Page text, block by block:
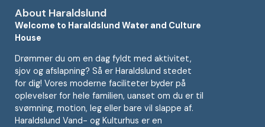
About Haraldslund
Welcome to Haraldslund Water and Culture
House
Drømmer du om en dag fyldt med aktivitet,
sjov og afslapning? Så er Haraldslund stedet
for dig! Vores moderne faciliteter byder på
oplevelser for hele familien, uanset om du er til
svømning, motion, leg eller bare vil slappe af.
Haraldslund Vand- og Kulturhus er en